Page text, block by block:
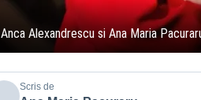
Anca Alexandrescu si Ana Maria
Scris de